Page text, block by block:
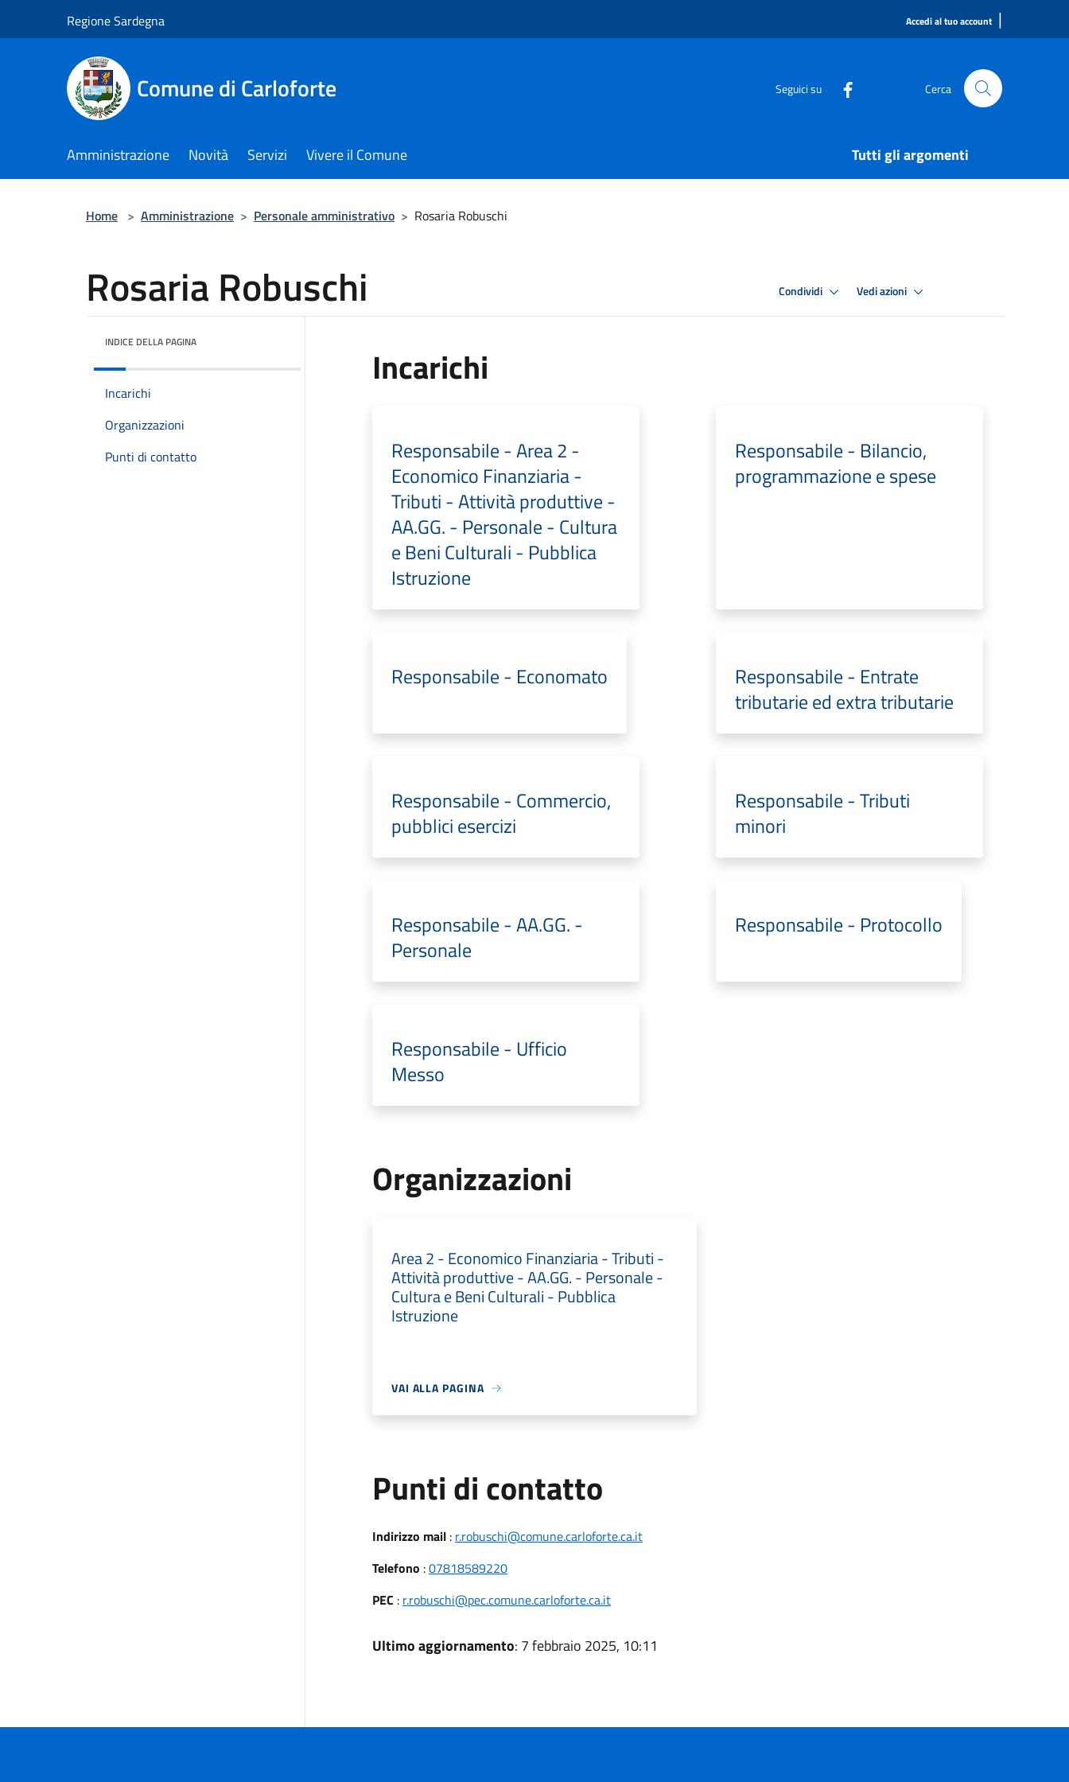
Regione Sardegna Accedi al tuo account |
Comune di Carloforte Seguici su Cerca
Amministrazione Novità Servizi Vivere il Comune Tutti gli argomenti
Home > Amministrazione > Personale amministrativo > Rosaria Robuschi
Rosaria Robuschi Condividi Vedi azioni
INDICE DELLA PAGINA
Incarichi
Organizzazioni
Punti di contatto
Incarichi
Responsabile - Area 2 -
Economico Finanziaria -
Tributi - Attività produttive -
AA.GG. - Personale - Cultura
e Beni Culturali - Pubblica
Istruzione
Responsabile - Bilancio,
programmazione e spese
Responsabile - Economato
Responsabile - Entrate
tributarie ed extra tributarie
Responsabile - Commercio,
pubblici esercizi
Responsabile - Tributi
minori
Responsabile - AA.GG. -
Personale
Responsabile - Protocollo
Responsabile - Ufficio
Messo
Organizzazioni
Area 2 - Economico Finanziaria - Tributi -
Attività produttive - AA.GG. - Personale -
Cultura e Beni Culturali - Pubblica
Istruzione
VAI ALLA PAGINA
Punti di contatto
Indirizzo mail: r.robuschi@comune.carloforte.ca.it
Telefono :07818589220
PEC : r.robuschi@pec.comune.carloforte.ca.it
Ultimo aggiornamento: 7 febbraio 2025, 10:11